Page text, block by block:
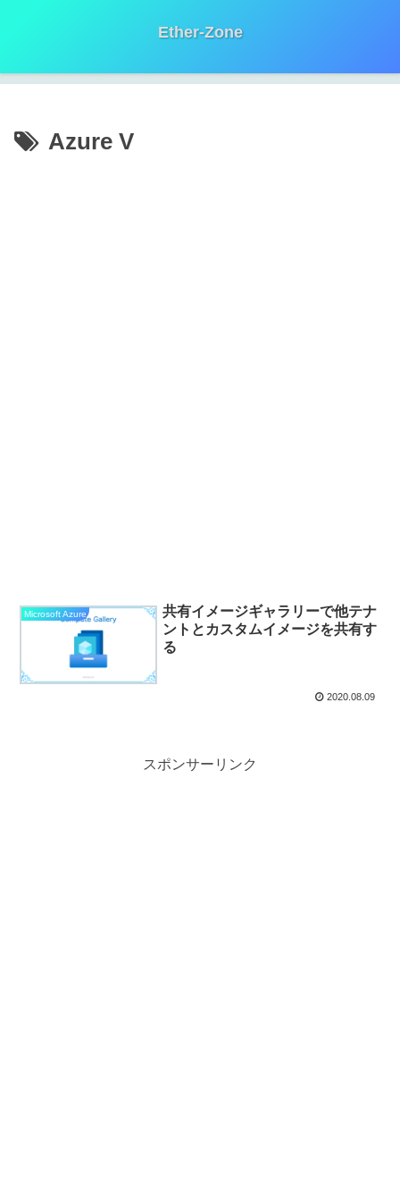
Ether-Zone
Azure V
Microsoft Azure
共有イメージギャラリーで他テナ
ントとカスタムイメージを共有す
る
2020.08.09
スポンサーリンク